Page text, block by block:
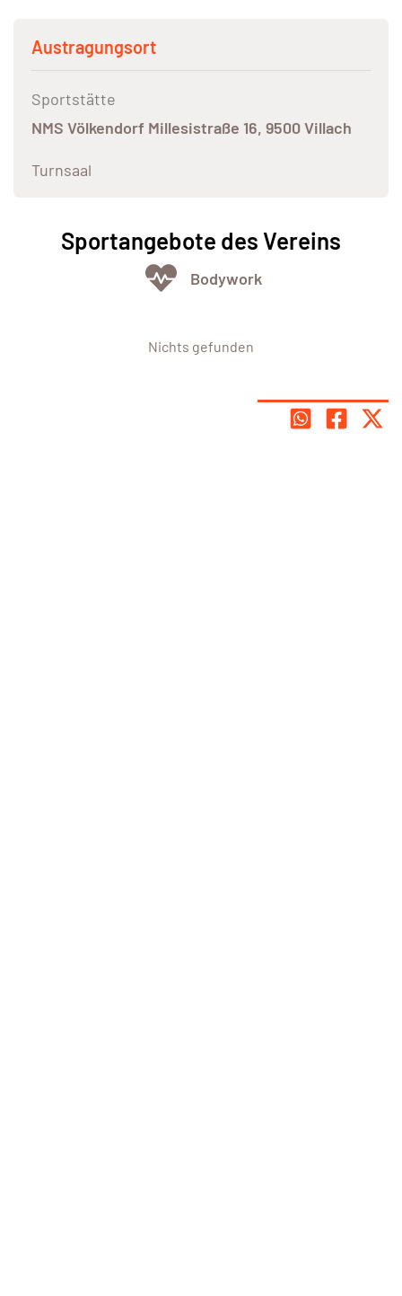
Austragungsort
Sportstätte
NMS Völkendorf Millesistraße 16, 9500 Villach
Turnsaal
Sportangebote des Vereins
Bodywork
Nichts gefunden